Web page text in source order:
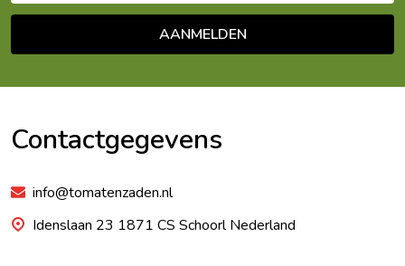
AANMELDEN
Contactgegevens
info@tomatenzaden.nl
Idenslaan 23 1871 CS Schoorl Nederland